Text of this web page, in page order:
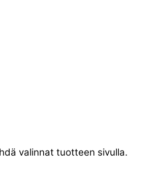
valinnat tuotteen sivulla.